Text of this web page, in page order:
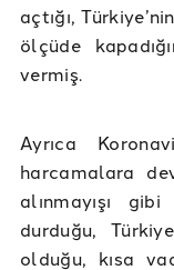
açtığı,
ölçüde
vermiş.
Ayrıca
harcamalara
alınmayışı
durduğu,
olduğu, kısa